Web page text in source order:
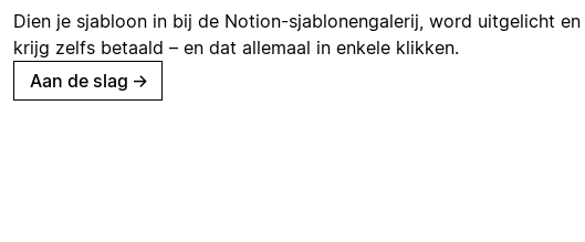
Dien je sjabloon in bij de Notion-sjablonengalerij, word uitgelicht en
krijg zelfs betaald – en dat allemaal in enkele klikken.
Aan de slag →